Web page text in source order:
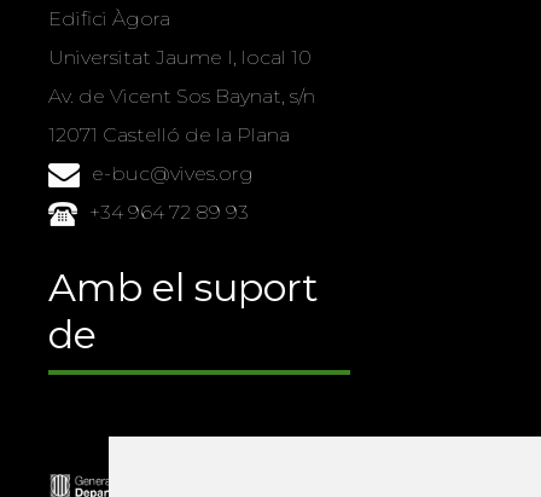
Edifici Àgora
Universitat Jaume I, local 10
Av. de Vicent Sos Baynat, s/n
12071 Castelló de la Plana
e-buc@vives.org
+34 964 72 89 93
Amb el suport
de